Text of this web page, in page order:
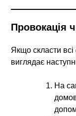
Провокація
Якщо скласти
виглядає
На